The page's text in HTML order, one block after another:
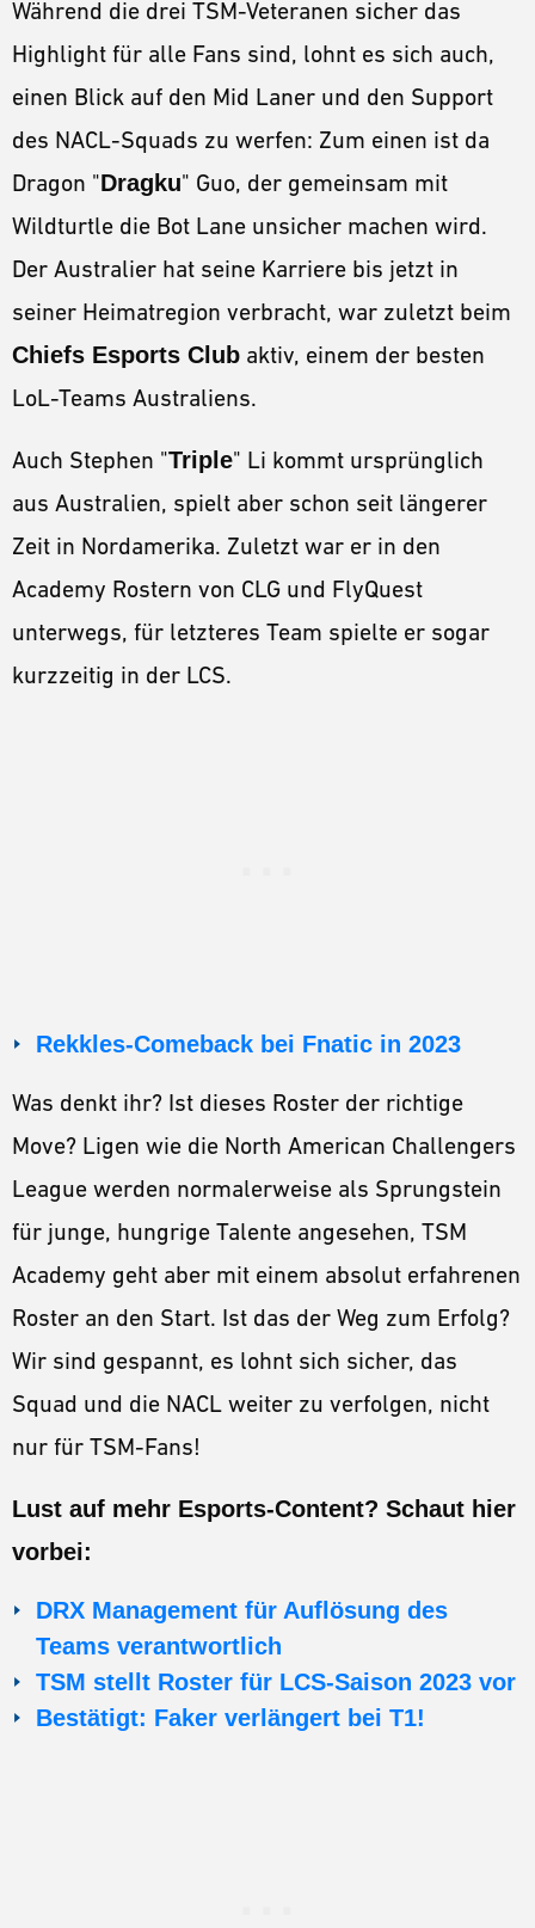
Während die drei TSM-Veteranen sicher das
Highlight für alle Fans sind, lohnt es sich auch,
einen Blick auf den Mid Laner und den Support
des NACL-Squads zu werfen: Zum einen ist da
Dragon "Dragku" Guo, der gemeinsam mit
Wildturtle die Bot Lane unsicher machen wird.
Der Australier hat seine Karriere bis jetzt in
seiner Heimatregion verbracht, war zuletzt beim
Chiefs Esports Club aktiv, einem der besten
LoL-Teams Australiens.
Auch Stephen "Triple" Li kommt ursprünglich
aus Australien, spielt aber schon seit längerer
Zeit in Nordamerika. Zuletzt war er in den
Academy Rostern von CLG und FlyQuest
unterwegs, für letzteres Team spielte er sogar
kurzzeitig in der LCS.
Rekkles-Comeback bei Fnatic in 2023
Was denkt ihr? Ist dieses Roster der richtige
Move? Ligen wie die North American Challengers
League werden normalerweise als Sprungstein
für junge, hungrige Talente angesehen, TSM
Academy geht aber mit einem absolut erfahrenen
Roster an den Start. Ist das der Weg zum Erfolg?
Wir sind gespannt, es lohnt sich sicher, das
Squad und die NACL weiter zu verfolgen, nicht
nur für TSM-Fans!
Lust auf mehr Esports-Content? Schaut hier
vorbei:
DRX Management für Auflösung des
Teams verantwortlich
TSM stellt Roster für LCS-Saison 2023 vor
Bestätigt: Faker verlängert bei T1!